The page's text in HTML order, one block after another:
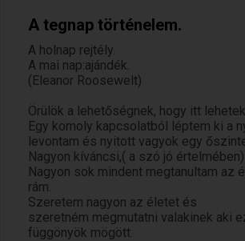
A tegnap történelem.
A holnap rejtély.
A mai nap:ajándék.
(Eleanor Roosewelt)
Örülök a lehetőségnek, hogy itt
Egy komoly kapcsolatból léptem ki a
levontam és nyitott vagyok egy
Nagyon kíváncsi,( a szó jó
Nagyon sok mindent megtanultam az
rám.
Szeretem nagyon az életet és
szeretném megmutatni valakinek aki
függönyök mögött.